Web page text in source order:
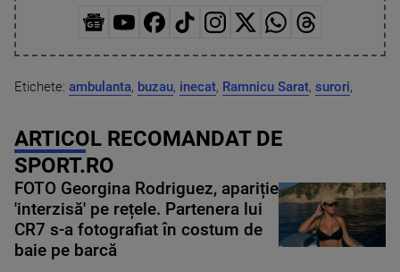
Etichete: ambulanta, buzau, inecat, Ramnicu Sarat, surori,
ARTICOL RECOMANDAT DE
SPORT.RO
FOTO Georgina Rodriguez, apariție
'interzisă' pe rețele. Partenera lui
CR7 s-a fotografiat în costum de
baie pe barcă